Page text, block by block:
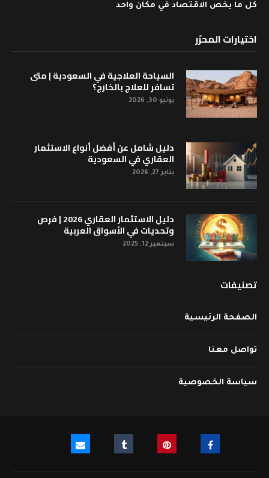
كل ما يخص الاقتصاد في مكان واحد
اختيارات المحرّر
السياحة العلاجية في السعودية | متى
تسافر للعلاج بالخارج؟
يونيو 30, 2026
دليل شامل عن أفضل أنواع الاستثمار
العقاري في السعودية
يناير 27, 2026
دليل الاستثمار العقاري 2026 | فرص
وتحديات في الأسواق العربية
سبتمبر 12, 2025
تصنيفات
الصفحة الرئيسية
تواصل معنا
سياسة الخصوصية